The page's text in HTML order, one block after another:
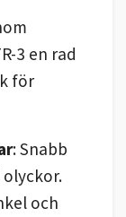
3 en rad
för
: Snabb
och